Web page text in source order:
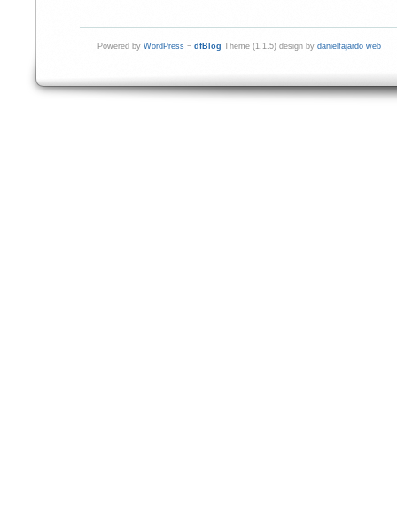
Powered by WordPress ¬ dfBlog Theme (1.1.5) design by danielfajardo web